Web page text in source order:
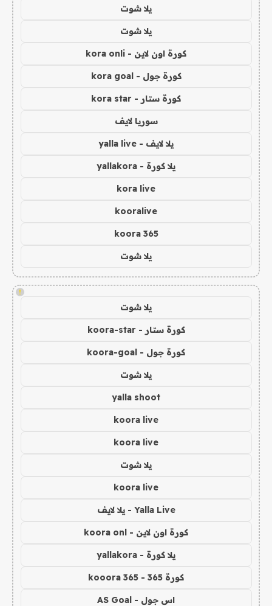
يلا شوت
يلا شوت
كورة اون لاين - kora onli
كورة جول - kora goal
كورة ستار - kora star
سوريا لايف
يلا لايف - yalla live
يلا كورة - yallakora
kora live
kooralive
koora 365
يلا شوت
!
يلا شوت
كورة ستار - koora-star
كورة جول - koora-goal
يلا شوت
yalla shoot
koora live
koora live
يلا شوت
koora live
Yalla Live - يلا لايف
كورة اون لاين - koora onl
يلا كورة - yallakora
كورة 365 - kooora 365
اس جول - AS Goal